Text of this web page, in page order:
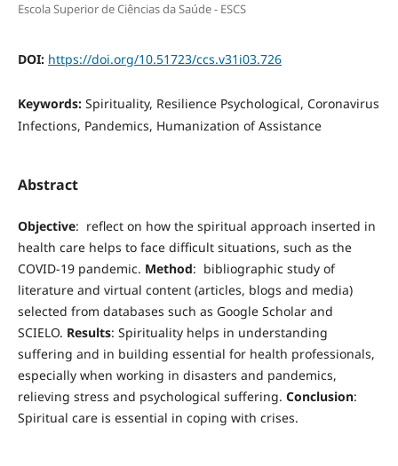
Escola Superior de Ciências da Saúde - ESCS
DOI: https://doi.org/10.51723/ccs.v31i03.726
Keywords: Spirituality, Resilience Psychological, Coronavirus
Infections, Pandemics, Humanization of Assistance
Abstract
Objective: reflect on how the spiritual approach inserted in
health care helps to face difficult situations, such as the
COVID-19 pandemic. Method: bibliographic study of
literature and virtual content (articles, blogs and media)
selected from databases such as Google Scholar and
SCIELO. Results: Spirituality helps in understanding
suffering and in building essential for health professionals,
especially when working in disasters and pandemics,
relieving stress and psychological suffering. Conclusion:
Spiritual care is essential in coping with crises.